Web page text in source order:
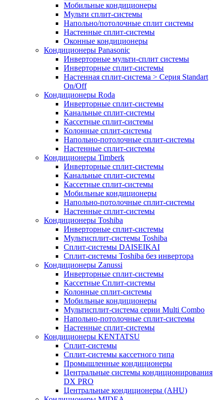
Мобильные кондиционеры
Мульти сплит-системы
Напольно/потолочные сплит системы
Настенные сплит-системы
Оконные кондиционеры
Кондиционеры Panasonic
Инверторные мульти-сплит системы
Инверторные сплит-системы
Настенная сплит-система > Серия Standart
On/Off
Кондиционеры Roda
Инверторные сплит-системы
Канальные сплит-системы
Кассетные сплит-системы
Колонные сплит-системы
Напольно-потолочные сплит-системы
Настенные сплит-системы
Кондиционеры Timberk
Инверторные сплит-системы
Канальные сплит-системы
Кассетные сплит-системы
Мобильные кондиционеры
Напольно-потолочные сплит-системы
Настенные сплит-системы
Кондиционеры Toshiba
Инверторные сплит-системы
Мультисплит-системы Toshiba
Сплит-системы DAISEIKAI
Сплит-системы Toshiba без инвертора
Кондиционеры Zanussi
Инверторные сплит-системы
Кассетные Сплит-системы
Колонные сплит-системы
Мобильные кондиционеры
Мультисплит-система серии Multi Combo
Напольно-потолочные сплит-системы
Настенные сплит-системы
Кондиционеры KENTATSU
Сплит-системы
Сплит-системы кассетного типа
Промышленные кондиционеры
Центральные системы кондиционирования
DX PRO
Центральные кондиционеры (AHU)